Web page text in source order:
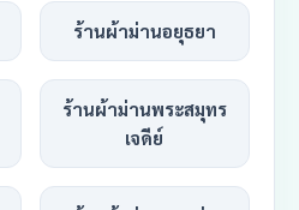
ร้านผ้าม่านอยุธยา
ร้านผ้าม่านพระสมุทร
เจดีย์